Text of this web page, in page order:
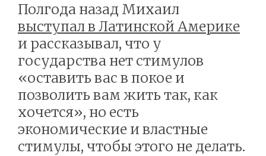
Полгода назад Михаил
выступал в Латинской Америке
и рассказывал, что у
государства нет стимулов
«оставить вас в покое и
позволить вам жить так, как
хочется», но есть
экономические и властные
стимулы, чтобы этого не делать.